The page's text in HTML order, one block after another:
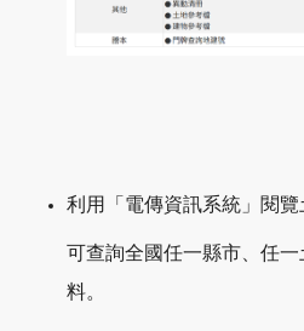
利用「電傳資訊系統」閱
可查詢全國任一縣市、任
料。